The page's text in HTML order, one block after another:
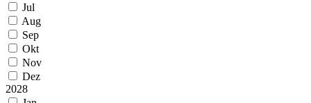
Jul
Aug
Sep
Okt
Nov
Dez
2028